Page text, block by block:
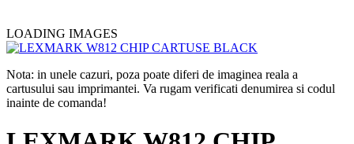
LOADING IMAGES
Nota: in unele cazuri, poza poate diferi de imaginea reala a
cartusului sau imprimantei. Va rugam verificati denumirea si codul
inainte de comanda!